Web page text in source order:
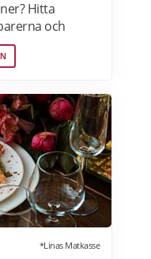
Hitta
och
och
och
städer i
på
*Linas Matkasse